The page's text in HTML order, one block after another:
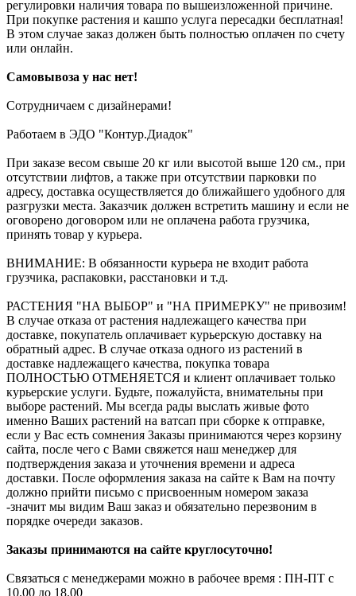
регулировки наличия товара по вышеизложенной причине.
При покупке растения и кашпо услуга пересадки бесплатная!
В этом случае заказ должен быть полностью оплачен по счету
или онлайн.
Самовывоза у нас нет!
Сотрудничаем с дизайнерами!
Работаем в ЭДО "Контур.Диадок"
При заказе весом свыше 20 кг или высотой выше 120 см., при
отсутствии лифтов, а также при отсутствии парковки по
адресу, доставка осуществляется до ближайшего удобного для
разгрузки места. Заказчик должен встретить машину и если не
оговорено договором или не оплачена работа грузчика,
принять товар у курьера.
ВНИМАНИЕ: В обязанности курьера не входит работа
грузчика, распаковки, расстановки и т.д.
РАСТЕНИЯ "НА ВЫБОР" и "НА ПРИМЕРКУ" не привозим!
В случае отказа от растения надлежащего качества при
доставке, покупатель оплачивает курьерскую доставку на
обратный адрес. В случае отказа одного из растений в
доставке надлежащего качества, покупка товара
ПОЛНОСТЬЮ ОТМЕНЯЕТСЯ и клиент оплачивает только
курьерские услуги. Будьте, пожалуйста, внимательны при
выборе растений. Мы всегда рады выслать живые фото
именно Ваших растений на ватсап при сборке к отправке,
если у Вас есть сомнения Заказы принимаются через корзину
сайта, после чего с Вами свяжется наш менеджер для
подтверждения заказа и уточнения времени и адреса
доставки. После оформления заказа на сайте к Вам на почту
должно прийти письмо с присвоенным номером заказа
-значит мы видим Ваш заказ и обязательно перезвоним в
порядке очереди заказов.
Заказы принимаются на сайте круглосуточно!
Связаться с менеджерами можно в рабочее время : ПН-ПТ с
10.00 до 18.00